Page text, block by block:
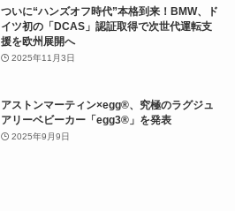
ついに“ハンズオフ時代”本格到来！BMW、ド
イツ初の「DCAS」認証取得で次世代運転支
援を欧州展開へ
2025年11月3日
アストンマーティン×egg®、究極のラグジュ
アリーベビーカー「egg3®」を発表
2025年9月9日